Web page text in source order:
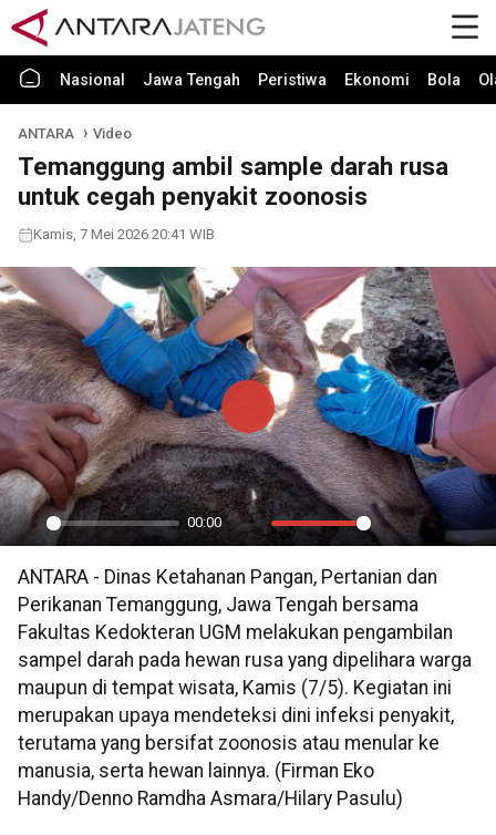
Nasional Jawa Tengah Peristiwa Ekonomi Bola
ANTARA Video
Temanggung ambil sample darah rusa
untuk cegah penyakit zoonosis
Kamis, 7 Mei 2026 20:41 WIB
Play
00:00
Mute Settings
PIP
Play
ANTARA - Dinas Ketahanan Pangan, Pertanian dan
Perikanan Temanggung, Jawa Tengah bersama
Fakultas Kedokteran UGM melakukan pengambilan
sampel darah pada hewan rusa yang dipelihara warga
maupun di tempat wisata, Kamis (7/5). Kegiatan ini
merupakan upaya mendeteksi dini infeksi penyakit,
terutama yang bersifat zoonosis atau menular ke
manusia, serta hewan lainnya. (Firman Eko
Handy/Denno Ramdha Asmara/Hilary Pasulu)